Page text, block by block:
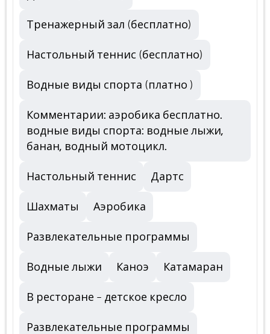
Тренажерный зал (бесплатно)
Настольный теннис (бесплатно)
Водные виды спорта (платно )
Комментарии: аэробика бесплатно.
водные виды спорта: водные лыжи,
банан, водный мотоцикл.
Настольный теннис Дартс
Шахматы Аэробика
Развлекательные программы
Водные лыжи Каноэ Катамаран
В ресторане – детское кресло
Развлекательные программы